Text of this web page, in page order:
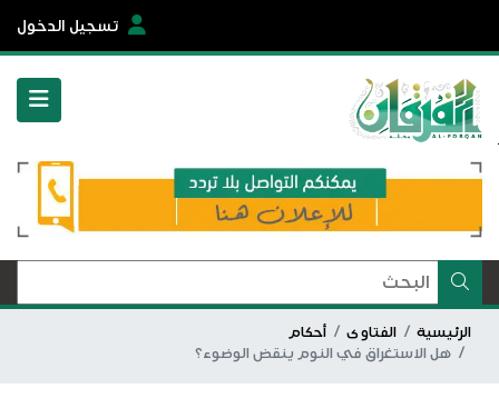
تسجيل الدخول
الرئيسية الفتاوى
أحكام
هل الاستغراق في النوم ينقض الوضوء؟